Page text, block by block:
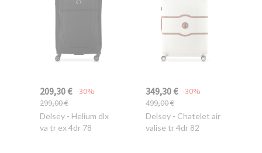
209,30 €
299,00 €
-30%
Delsey - Helium dlx
va tr ex 4dr 78
349,30 €
499,00 €
-30%
Delsey- Chatelet air
valise tr 4dr 82